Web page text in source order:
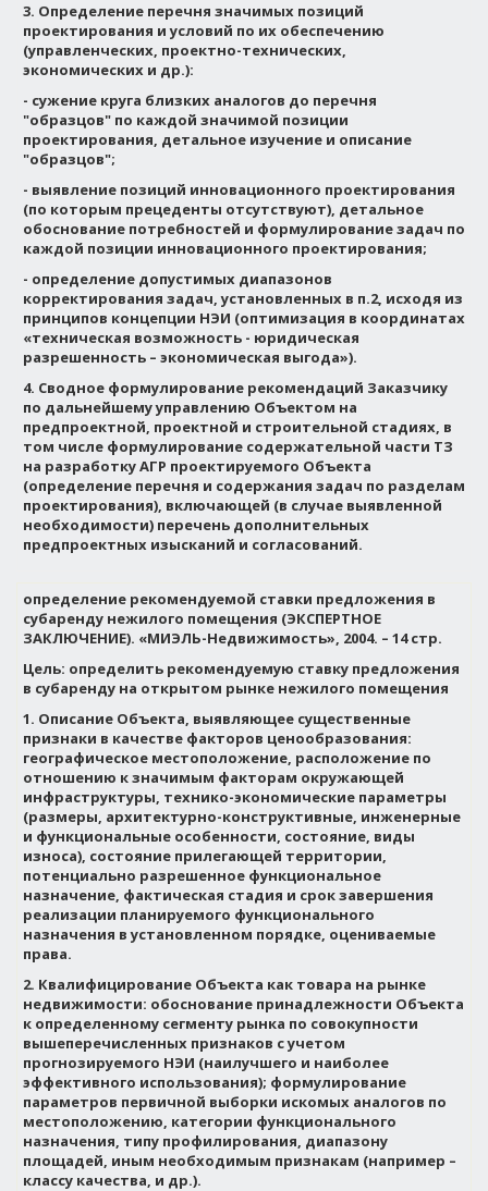
3. Определение перечня значимых позиций
проектирования и условий по их обеспечению
(управленческих, проектно-технических,
экономических и др.):
- сужение круга близких аналогов до перечня
"образцов" по каждой значимой позиции
проектирования, детальное изучение и описание
"образцов";
- выявление позиций инновационного проектирования
(по которым прецеденты отсутствуют), детальное
обоснование потребностей и формулирование задач по
каждой позиции инновационного проектирования;
- определение допустимых диапазонов
корректирования задач, установленных в п.2, исходя из
принципов концепции НЭИ (оптимизация в координатах
«техническая возможность - юридическая
разрешенность – экономическая выгода»).
4. Сводное формулирование рекомендаций Заказчику
по дальнейшему управлению Объектом на
предпроектной, проектной и строительной стадиях, в
том числе формулирование содержательной части ТЗ
на разработку АГР проектируемого Объекта
(определение перечня и содержания задач по разделам
проектирования), включающей (в случае выявленной
необходимости) перечень дополнительных
предпроектных изысканий и согласований.
определение рекомендуемой ставки предложения в
субаренду нежилого помещения (ЭКСПЕРТНОЕ
ЗАКЛЮЧЕНИЕ). «МИЭЛЬ-Недвижимость», 2004. – 14 стр.
Цель: определить рекомендуемую ставку предложения
в субаренду на открытом рынке нежилого помещения
1. Описание Объекта, выявляющее существенные
признаки в качестве факторов ценообразования:
географическое местоположение, расположение по
отношению к значимым факторам окружающей
инфраструктуры, технико-экономические параметры
(размеры, архитектурно-конструктивные, инженерные
и функциональные особенности, состояние, виды
износа), состояние прилегающей территории,
потенциально разрешенное функциональное
назначение, фактическая стадия и срок завершения
реализации планируемого функционального
назначения в установленном порядке, оцениваемые
права.
2. Квалифицирование Объекта как товара на рынке
недвижимости: обоснование принадлежности Объекта
к определенному сегменту рынка по совокупности
вышеперечисленных признаков с учетом
прогнозируемого НЭИ (наилучшего и наиболее
эффективного использования); формулирование
параметров первичной выборки искомых аналогов по
местоположению, категории функционального
назначения, типу профилирования, диапазону
площадей, иным необходимым признакам (например –
классу качества, и др.).